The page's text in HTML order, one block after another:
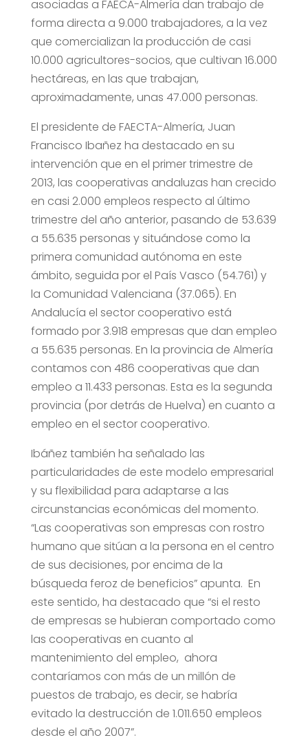
asociadas a FAECA-Almería dan trabajo de
forma directa a 9.000 trabajadores, a la vez
que comercializan la producción de casi
10.000 agricultores-socios, que cultivan 16.000
hectáreas, en las que trabajan,
aproximadamente, unas 47.000 personas.
El presidente de FAECTA-Almería, Juan
Francisco Ibañez ha destacado en su
intervención que en el primer trimestre de
2013, las cooperativas andaluzas han crecido
en casi 2.000 empleos respecto al último
trimestre del año anterior, pasando de 53.639
a 55.635 personas y situándose como la
primera comunidad autónoma en este
ámbito, seguida por el País Vasco (54.761) y
la Comunidad Valenciana (37.065). En
Andalucía el sector cooperativo está
formado por 3.918 empresas que dan empleo
a 55.635 personas. En la provincia de Almería
contamos con 486 cooperativas que dan
empleo a 11.433 personas. Esta es la segunda
provincia (por detrás de Huelva) en cuanto a
empleo en el sector cooperativo.
Ibáñez también ha señalado las
particularidades de este modelo empresarial
y su flexibilidad para adaptarse a las
circunstancias económicas del momento.
“Las cooperativas son empresas con rostro
humano que sitúan a la persona en el centro
de sus decisiones, por encima de la
búsqueda feroz de beneficios” apunta. En
este sentido, ha destacado que “si el resto
de empresas se hubieran comportado como
las cooperativas en cuanto al
mantenimiento del empleo, ahora
contaríamos con más de un millón de
puestos de trabajo, es decir, se habría
evitado la destrucción de 1.011.650 empleos
desde el año 2007”.